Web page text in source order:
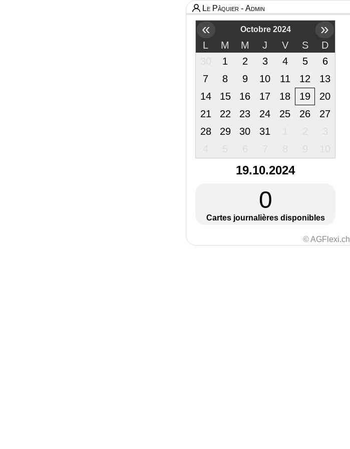
Le Pâquier - Admin
« Octobre 2024 »
L M M J V S
D
1 2 3 4 5
6
7
8 9 10 11 12
13
14
15 16 17 18 19
20
21
22 23 24 25 26
27
28
29 30 31
19.10.2024
0
Cartes journalières disponibles
© AGFlexi.ch